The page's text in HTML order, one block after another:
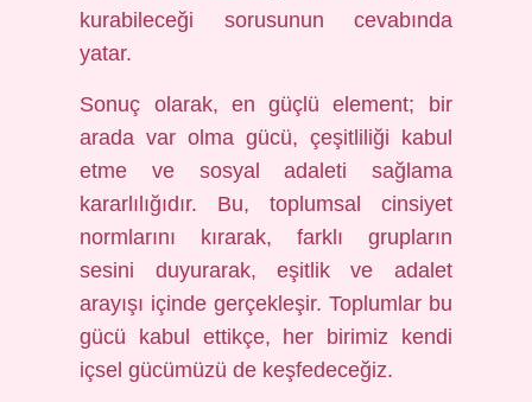
kurabileceği sorusunun cevabında
yatar.
Sonuç olarak, en güçlü element; bir
arada var olma gücü, çeşitliliği kabul
etme ve sosyal adaleti sağlama
kararlılığıdır. Bu, toplumsal cinsiyet
normlarını kırarak, farklı grupların
sesini duyurarak, eşitlik ve adalet
arayışı içinde gerçekleşir. Toplumlar bu
gücü kabul ettikçe, her birimiz kendi
içsel gücümüzü de keşfedeceğiz.